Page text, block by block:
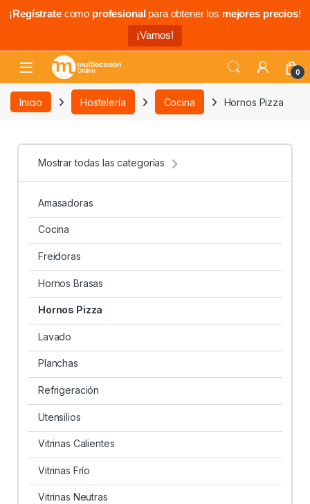
¡Regístratecomo profesionalpara obtener los mejores precios!
¡Vamos!
0
Inicio Hostelería Cocina Hornos Pizza
Mostrar todas las categorías
Amasadoras
Cocina
Freidoras
Hornos Brasas
Hornos Pizza
Lavado
Planchas
Refrigeración
Utensilios
Vitrinas Calientes
Vitrinas Frío
Vitrinas Neutras